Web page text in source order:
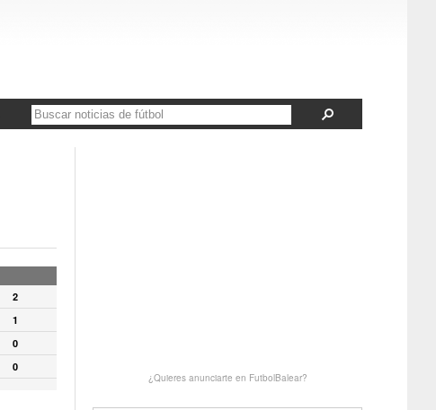
2
1
0
0
¿Quieres anunciarte en FutbolBalear?